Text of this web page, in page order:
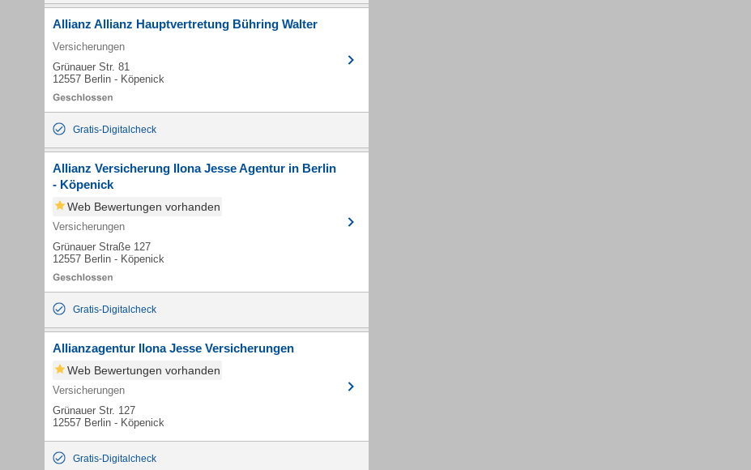
Allianz Allianz Hauptvertretung Bühring Walter
Versicherungen
Grünauer Str. 81
12557 Berlin - Köpenick
Gratis-Digitalcheck
Allianz Versicherung Ilona Jesse Agentur in Berlin
- Köpenick
Web Bewertungen vorhanden
Versicherungen
Grünauer Straße 127
12557 Berlin - Köpenick
Gratis-Digitalcheck
Allianzagentur Ilona Jesse Versicherungen
Web Bewertungen vorhanden
Versicherungen
Grünauer Str. 127
12557 Berlin - Köpenick
Gratis-Digitalcheck